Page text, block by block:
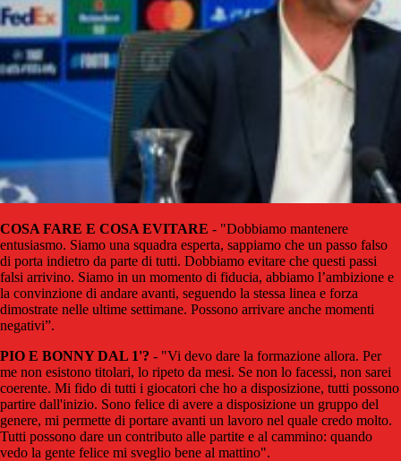
COSA FARE E COSA EVITARE - "Dobbiamo mantenere
entusiasmo. Siamo una squadra esperta, sappiamo che un passo falso
di porta indietro da parte di tutti. Dobbiamo evitare che questi passi
falsi arrivino. Siamo in un momento di fiducia, abbiamo l’ambizione e
la convinzione di andare avanti, seguendo la stessa linea e forza
dimostrate nelle ultime settimane. Possono arrivare anche momenti
negativi”.
PIO E BONNY DAL 1'? - "Vi devo dare la formazione allora. Per
me non esistono titolari, lo ripeto da mesi. Se non lo facessi, non sarei
coerente. Mi fido di tutti i giocatori che ho a disposizione, tutti possono
partire dall'inizio. Sono felice di avere a disposizione un gruppo del
genere, mi permette di portare avanti un lavoro nel quale credo molto.
Tutti possono dare un contributo alle partite e al cammino: quando
vedo la gente felice mi sveglio bene al mattino".